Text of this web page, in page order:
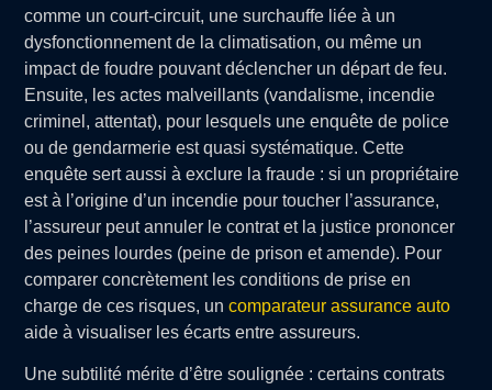
comme un court-circuit, une surchauffe liée à un
dysfonctionnement de la climatisation, ou même un
impact de foudre pouvant déclencher un départ de feu.
Ensuite, les actes malveillants (vandalisme, incendie
criminel, attentat), pour lesquels une enquête de police
ou de gendarmerie est quasi systématique. Cette
enquête sert aussi à exclure la fraude : si un propriétaire
est à l’origine d’un incendie pour toucher l’assurance,
l’assureur peut annuler le contrat et la justice prononcer
des peines lourdes (peine de prison et amende). Pour
comparer concrètement les conditions de prise en
charge de ces risques, uncomparateur assurance auto
aide à visualiser les écarts entre assureurs.
Une subtilité mérite d’être soulignée : certains contrats